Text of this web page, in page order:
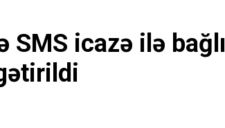
SMS icazə ilə bağlı